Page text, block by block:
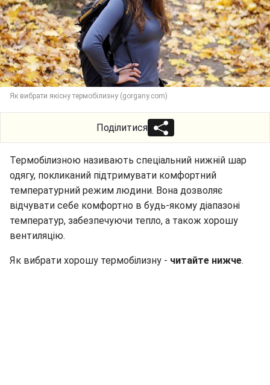
Як вибрати якісну термобілизну (gorgany.com)
Поділитися
Термобілизною називають спеціальний нижній шар
одягу, покликаний підтримувати комфортний
температурний режим людини. Вона дозволяє
відчувати себе комфортно в будь-якому діапазоні
температур, забезпечуючи тепло, а також хорошу
вентиляцію.
Як вибрати хорошу термобілизну - читайте нижче.